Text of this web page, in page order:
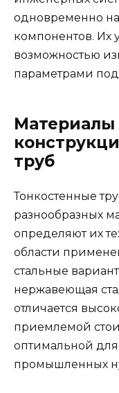
одновременно
компонентов. Их
возможностью
параметрами
Материалы
труб
Тонкостенные
разнообразных
определяют их
области
стальные
нержавеющая
отличается
приемлемой
оптимальной
промышленных